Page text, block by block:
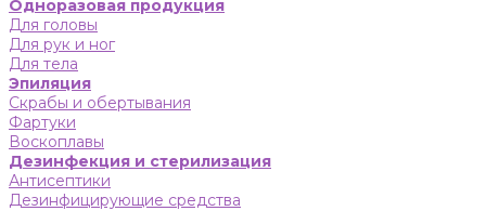
Одноразовая продукция
Для головы
Для рук и ног
Для тела
Эпиляция
Скрабы и обертывания
Фартуки
Воскоплавы
Дезинфекция и стерилизация
Антисептики
Дезинфицирующие средства